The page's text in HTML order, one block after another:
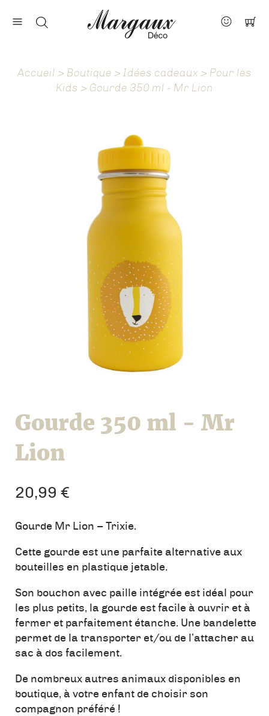
Nos marques
À propos
Accueil > Boutique > Idées cadeaux > Pour les
Kids > Gourde 350 ml - Mr Lion
Gourde 350 ml - Mr
Lion
20,99 €
Gourde Mr Lion – Trixie.
Cette gourde est une parfaite alternative aux
bouteilles en plastique jetable.
Son bouchon avec paille intégrée est idéal pour
les plus petits, la gourde est facile à ouvrir et à
fermer et parfaitement étanche. Une bandelette
permet de la transporter et/ou de l’attacher au
sac à dos facilement.
De nombreux autres animaux disponibles en
boutique, à votre enfant de choisir son
compagnon préféré !